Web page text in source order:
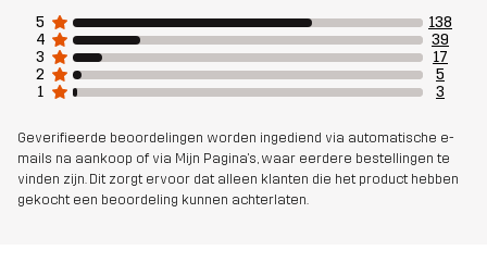
Materiaal 3 92% Polyester (Gerecycled), 8% Elastaan
Mesh 1
95% Polyester (Gerecycled), 5%
Polyester
Mesh 2
90% Polyester (Gerecycled), 5%
Polyester, 5% Elastaan
5
138
4
39
3
17
2
5
1
3
Geverifieerde beoordelingen worden ingediend via automatische e-
mails na aankoop of via Mijn Pagina's, waar eerdere bestellingen te
vinden zijn. Dit zorgt ervoor dat alleen klanten die het product hebben
gekocht een beoordeling kunnen achterlaten.